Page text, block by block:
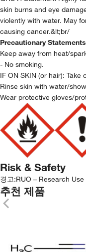
skin burns and eye
violently with water. May
causing cancer.&lt;br/
Precautionary
Keep away from heat/
- No smoking.
IF ON SKIN (or hair):
Rinse skin with water/
Wear protective gloves/
Risk & Safety
경고:RUO – Research Use
추천 제품